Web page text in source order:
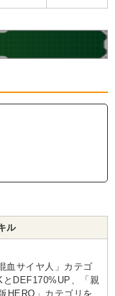
ル
血サイヤ人」カテゴ
DEF170%UP、「親
HERO」カテゴリを